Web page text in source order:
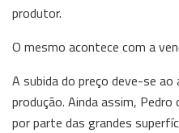
produtor.
O mesmo acontece com a
A subida do preço deve-se
produção. Ainda assim, Pedro
por parte das grandes